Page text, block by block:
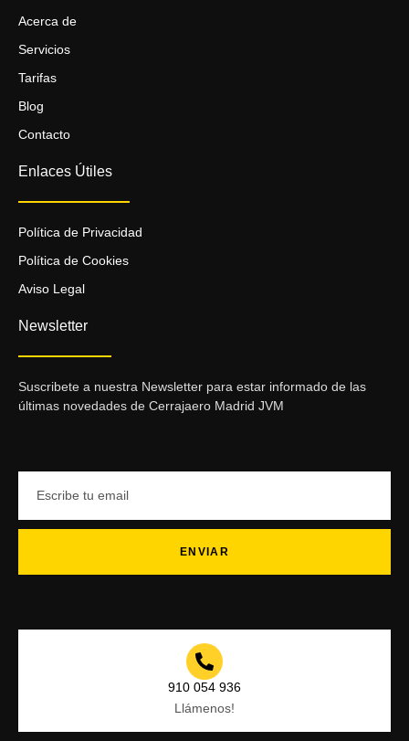
Acerca de
Servicios
Tarifas
Blog
Contacto
Enlaces Útiles
Política de Privacidad
Política de Cookies
Aviso Legal
Newsletter
Suscribete a nuestra Newsletter para estar informado de las
últimas novedades de Cerrajaero Madrid JVM
ENVIAR
910 054 936
Llámenos!